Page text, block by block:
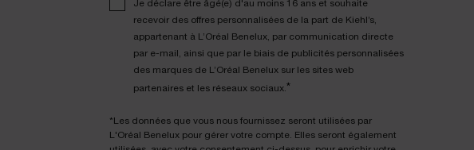
Je déclare être âgé(e) d'au moins 16 ans et souhaite
recevoir des offres personnalisées de la part de Kiehl’s,
appartenant à L’Oréal Benelux, par communication directe
par e-mail, ainsi que par le biais de publicités personnalisées
des marques de L’Oréal Benelux sur les sites web
partenaires et les réseaux sociaux. *
*Les données que vous nous fournissez seront utilisées par
L'Oréal Benelux pour gérer votre compte. Elles seront également